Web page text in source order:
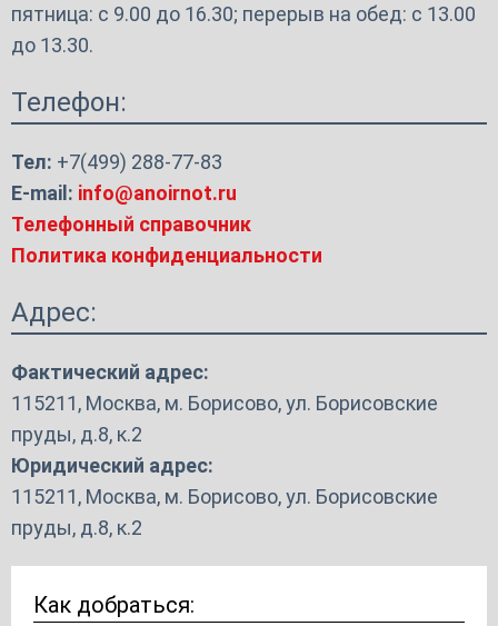
пятница: с 9.00 до 16.30; перерыв на обед: с 13.00
до 13.30.
Телефон:
Тел: +7(499) 288-77-83
E-mail: info@anoirnot.ru
Телефонный справочник
Политика конфиденциальности
Адрес:
Фактический адрес:
115211, Москва, м. Борисово, ул. Борисовские
пруды, д.8, к.2
Юридический адрес:
115211, Москва, м. Борисово, ул. Борисовские
пруды, д.8, к.2
Как добраться: